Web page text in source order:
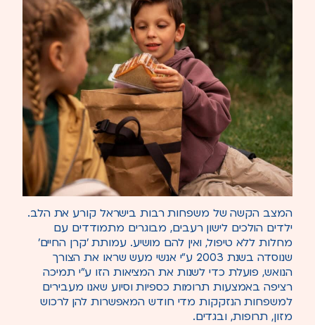
המצב הקשה של משפחות רבות בישראל קורע את הלב.
ילדים הולכים לישון רעבים, מבוגרים מתמודדים עם
מחלות ללא טיפול, ואין להם מושיע. עמותת 'קרן החיים'
שנוסדה בשנת 2003 ע”י אנשי מעש שראו את הצורך
הנואש, פועלת כדי לשנות את המציאות הזו ע”י תמיכה
רציפה באמצעות תרומות כספיות וסיוע שאנו מעבירים
למשפחות הנזקקות מדי חודש המאפשרות להן לרכוש
מזון, תרופות, ובגדים.